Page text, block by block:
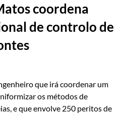
coordena
de controlo de
que irá coordenar um
os métodos de
e que envolve 250 peritos de